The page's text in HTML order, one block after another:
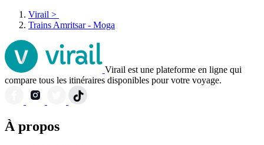
Virail >
Trains Amritsar - Moga
Virail est une plateforme en ligne qui
compare tous les itinéraires disponibles pour votre voyage.
À propos